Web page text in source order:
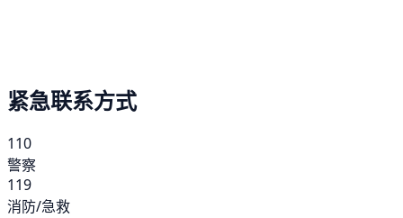
紧急联系方式
110
警察
119
消防/急救